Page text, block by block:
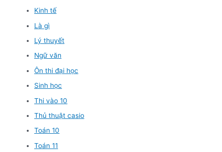
Kinh tế
Là gì
Lý thuyết
Ngữ văn
Ôn thi đại học
Sinh học
Thi vào 10
Thủ thuật casio
Toán 10
Toán 11